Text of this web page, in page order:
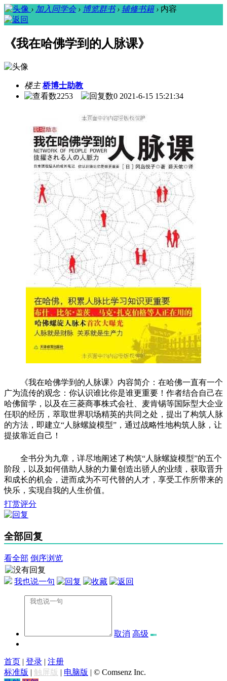
› 加入同学会 › 博览群书 › 辅修书籍 › 内容
《我在哈佛学到的人脉课》
楼主 桥博士助教
2253
0 2021-6-15 15:21:34
《我在哈佛学到的人脉课》内容简介：在哈佛一直有一个
广为流传的观念：你认识谁比你是谁更重要！作者结合自己在
哈佛留学，以及在三菱商事株式会社、麦肯锡等国际型大企业
任职的经历，萃取世界职场精英的共同之处，提出了构筑人脉
的方法，即建立“人脉螺旋模型”，通过战略性地构筑人脉，让
提拔靠近自己！
全书分为九章，详尽地阐述了构筑“人脉螺旋模型”的五个
阶段，以及如何借助人脉的力量创造出骄人的业绩，获取晋升
和成长的机会，进而成为不可代替的人才，享受工作所带来的
快乐，实现自我的人生价值。
打赏评分
全部回复
看全部 倒序浏览
我也说一句
取消 高级
首页 | 登录 | 注册
标准版 | 触屏版 | 电脑版 | © Comsenz Inc.